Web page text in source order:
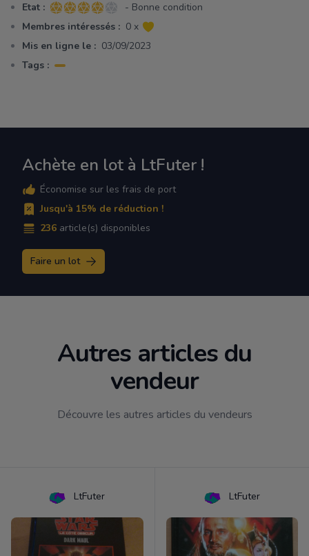
Etat : 4 sur 5 étoiles
- Bonne condition
Membres intéressés : 0 x
Mis en ligne le : 03/09/2023
Tags :
Achète en lot à LtFuter !
Économise sur les frais de port
Jusqu'à 15% de réduction !
236 article(s) disponibles
Faire un lot
Autres articles du
vendeur
Découvre les autres articles du vendeurs
LtFuter LtFuter